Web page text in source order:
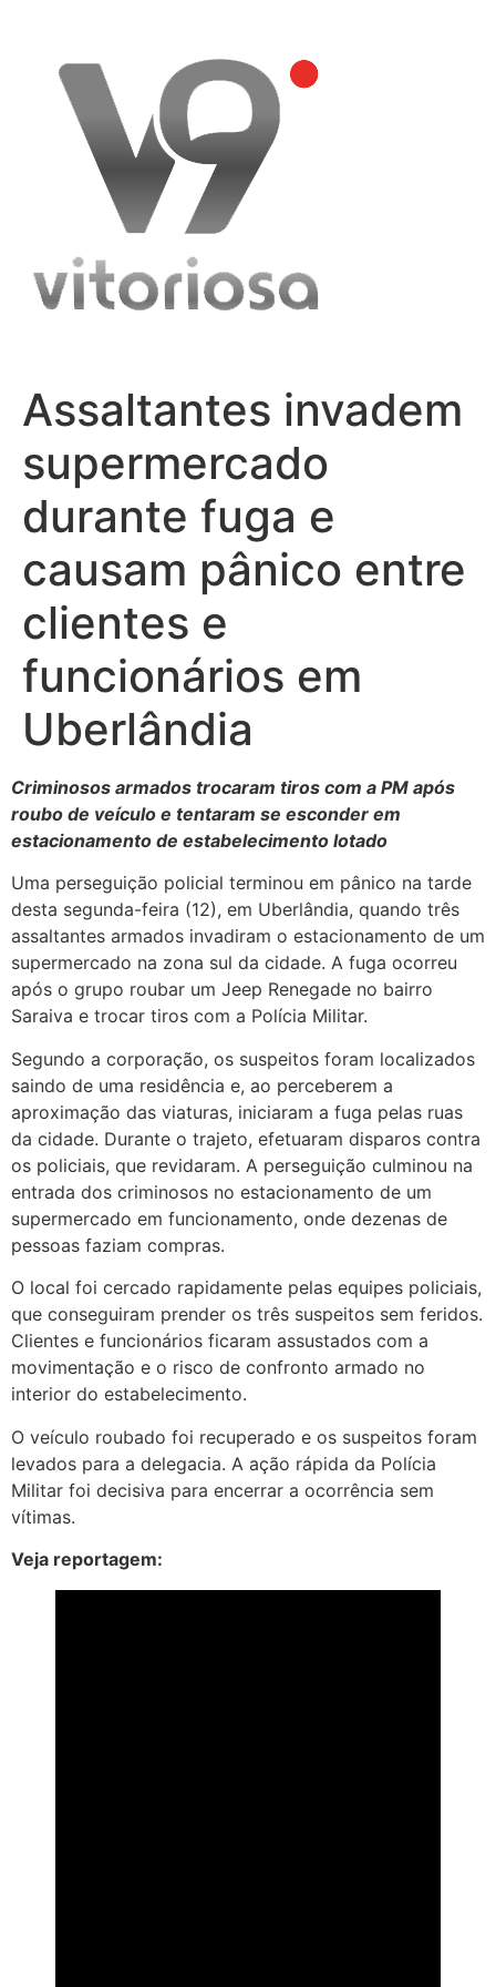
content
Assaltantes invadem
supermercado
durante fuga e
causam pânico entre
clientes e
funcionários em
Uberlândia
Criminosos armados trocaram tiros com a PM após
roubo de veículo e tentaram se esconder em
estacionamento de estabelecimento lotado
Uma perseguição policial terminou em pânico na tarde
desta segunda-feira (12), em Uberlândia, quando três
assaltantes armados invadiram o estacionamento de um
supermercado na zona sul da cidade. A fuga ocorreu
após o grupo roubar um Jeep Renegade no bairro
Saraiva e trocar tiros com a Polícia Militar.
Segundo a corporação, os suspeitos foram localizados
saindo de uma residência e, ao perceberem a
aproximação das viaturas, iniciaram a fuga pelas ruas
da cidade. Durante o trajeto, efetuaram disparos contra
os policiais, que revidaram. A perseguição culminou na
entrada dos criminosos no estacionamento de um
supermercado em funcionamento, onde dezenas de
pessoas faziam compras.
O local foi cercado rapidamente pelas equipes policiais,
que conseguiram prender os três suspeitos sem feridos.
Clientes e funcionários ficaram assustados com a
movimentação e o risco de confronto armado no
interior do estabelecimento.
O veículo roubado foi recuperado e os suspeitos foram
levados para a delegacia. A ação rápida da Polícia
Militar foi decisiva para encerrar a ocorrência sem
vítimas.
Veja reportagem: